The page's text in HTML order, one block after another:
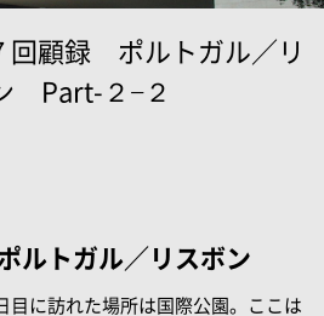
回顧録 ポルトガル／リ
Part-２−２
ルトガル／リスボン
目に訪れた場所は国際公園。ここは